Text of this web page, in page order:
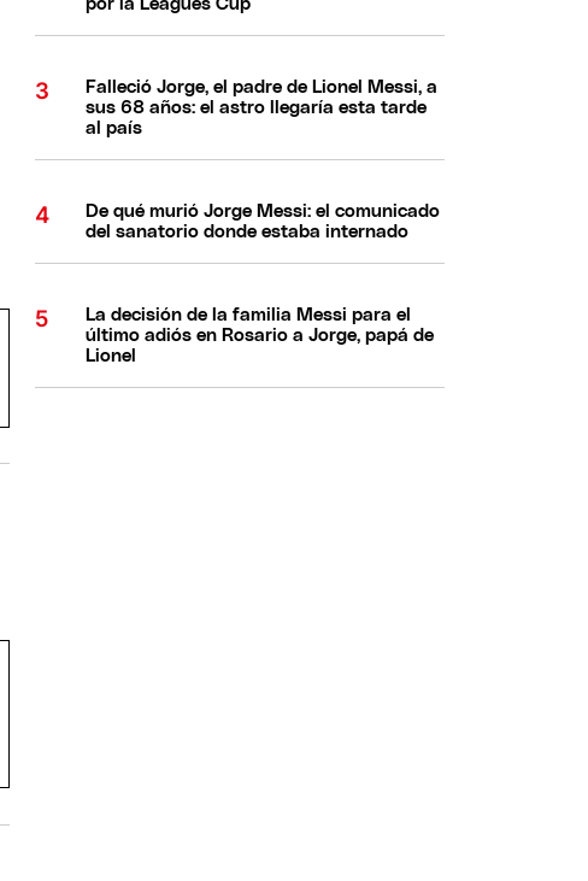
por la Leagues Cup
Falleció Jorge, el padre de Lionel Messi, a
sus 68 años: el astro llegaría esta tarde
al país
De qué murió Jorge Messi: el comunicado
del sanatorio donde estaba internado
La decisión de la familia Messi para el
último adiós en Rosario a Jorge, papá de
Lionel